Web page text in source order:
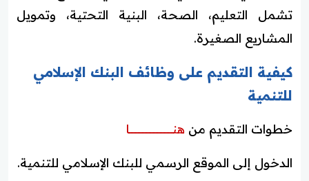
تشمل التعليم، الصحة، البنية التحتية، وتمويل
المشاريع الصغيرة.
كيفية التقديم على وظائف البنك الإسلامي
للتنمية
خطوات التقديم من هنـــــــــــــــــــــــــــــــا
الدخول إلى الموقع الرسمي للبنك الإسلامي للتنمية.